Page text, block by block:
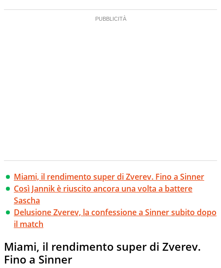
Miami, il rendimento super di Zverev. Fino a Sinner
Così Jannik è riuscito ancora una volta a battere
Sascha
Delusione Zverev, la confessione a Sinner subito dopo
il match
Miami, il rendimento super di Zverev.
Fino a Sinner